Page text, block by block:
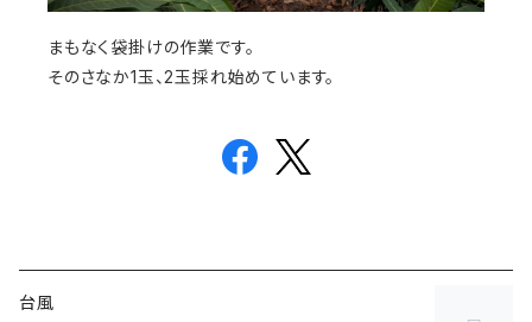
まもなく袋掛けの作業です。
そのさなか1玉、2玉採れ始めています。
台風